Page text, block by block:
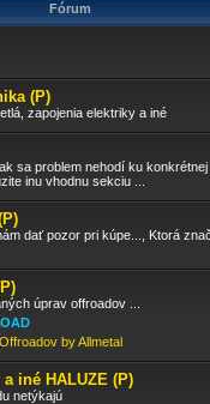
Fórum
(P)
zapojenia elektriky a iné
sa problem nehodí ku
inu vhodnu sekciu ...
dať pozor pri kúpe..., Ktorá
úprav offroadov ...
by Allmetal
iné HALUZE (P)
netýkajú